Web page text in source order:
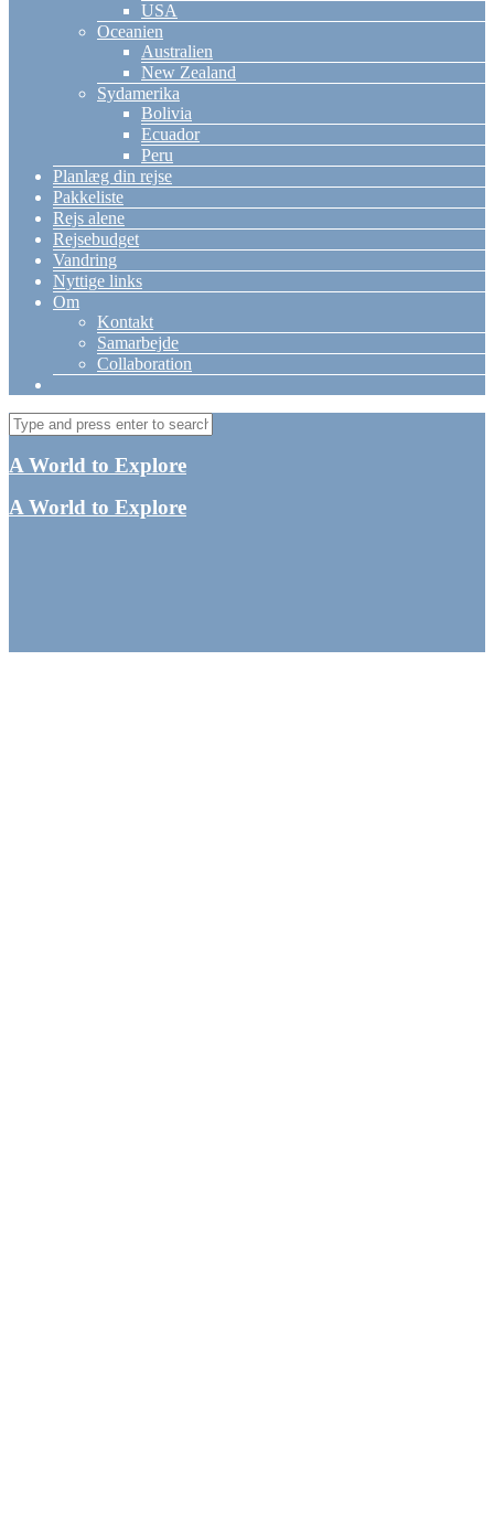
USA
Oceanien
Australien
New Zealand
Sydamerika
Bolivia
Ecuador
Peru
Planlæg din rejse
Pakkeliste
Rejs alene
Rejsebudget
Vandring
Nyttige links
Om
Kontakt
Samarbejde
Collaboration
A World to Explore
A World to Explore